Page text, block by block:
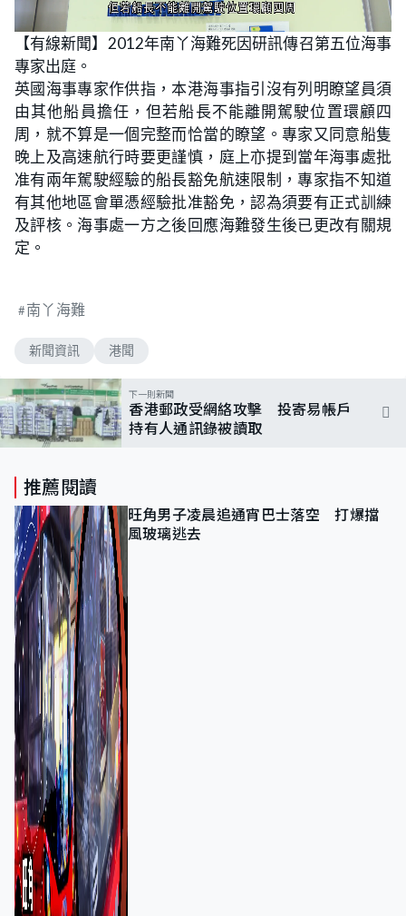
n
m
u
t
L
o
a
d
:
5
6
.
6
0
%
【有線新聞】2012年南丫海難死因研訊傳召第五位海事
專家出庭。
英國海事專家作供指，本港海事指引沒有列明瞭望員須
由其他船員擔任，但若船長不能離開駕駛位置環顧四
周，就不算是一個完整而恰當的瞭望。專家又同意船隻
晚上及高速航行時要更謹慎，庭上亦提到當年海事處批
准有兩年駕駛經驗的船長豁免航速限制，專家指不知道
有其他地區會單憑經驗批准豁免，認為須要有正式訓練
及評核。海事處一方之後回應海難發生後已更改有關規
定。
南丫海難
新聞資訊 港聞
下一則新聞
香港郵政受網絡攻擊 投寄易帳戶
持有人通訊錄被讀取
推薦閱讀
旺角男子凌晨追通宵巴士落空 打爆擋
風玻璃逃去